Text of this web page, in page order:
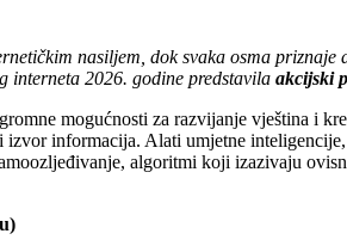
nasiljem, dok svaka osma priznaje
interneta 2026. godine predstavila akcijski
mogućnosti za razvijanje vještina i
informacija. Alati umjetne
algoritmi koji izazivaju